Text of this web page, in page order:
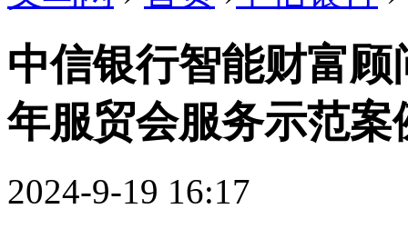
中信银行智能财富顾
年服贸会服务示范案
2024-9-19 16:17